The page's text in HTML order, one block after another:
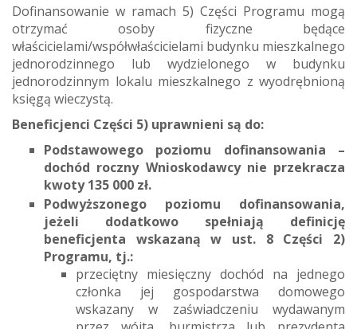
Dofinansowanie w ramach 5) Części Programu mogą
otrzymać osoby fizyczne będące
właścicielami/współwłaścicielami budynku mieszkalnego
jednorodzinnego lub wydzielonego w budynku
jednorodzinnym lokalu mieszkalnego z wyodrębnioną
księgą wieczystą.
Beneficjenci Części 5) uprawnieni są do:
Podstawowego poziomu dofinansowania –
dochód roczny Wnioskodawcy nie przekracza
kwoty 135 000 zł.
Podwyższonego poziomu dofinansowania,
jeżeli dodatkowo spełniają definicję
beneficjenta wskazaną w ust. 8 Części 2)
Programu, tj.:
przeciętny miesięczny dochód na jednego
członka jej gospodarstwa domowego
wskazany w zaświadczeniu wydawanym